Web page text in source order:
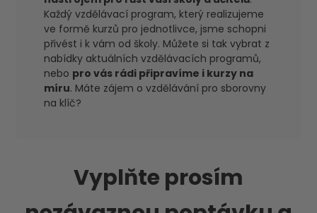
Každý vzdělávací program, který realizujeme
ve formě kurzů pro jednotlivce, jsme schopni
přivést i k vám od školy. Můžete si tak vybrat z
nabídky aktuálních vzdělávacích programů,
nebo pro vás rádi připravíme i kurzy na
míru. Máte zájem o vzdělávání pro sborovny
na klíč?
Vyplňte prosím